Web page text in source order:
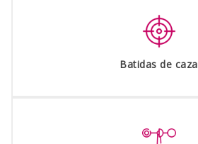
Batidas de caza